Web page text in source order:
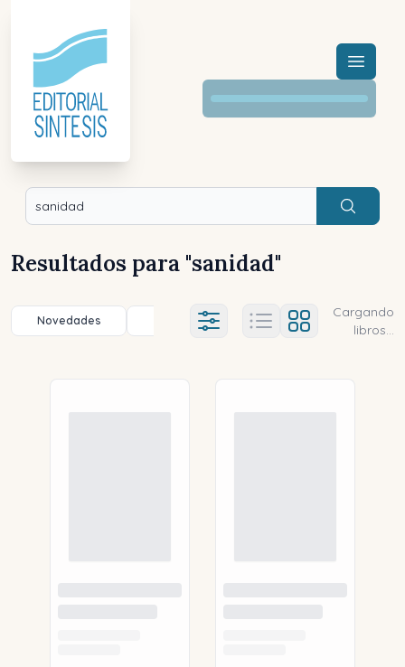
Menú
Buscar
Resultados para "sanidad"
Novedades Título (a-z) Título (z-a)
Ajustes abierto
Cargando
libros...